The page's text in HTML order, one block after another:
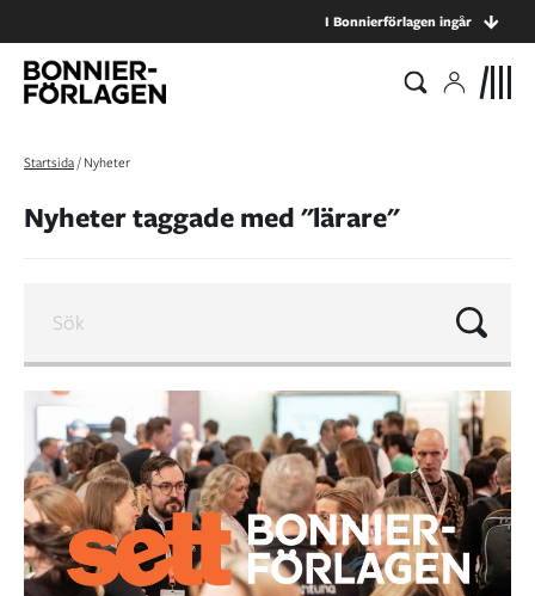
I Bonnierförlagen ingår
Startsida/Nyheter
Nyheter taggade med "lärare"